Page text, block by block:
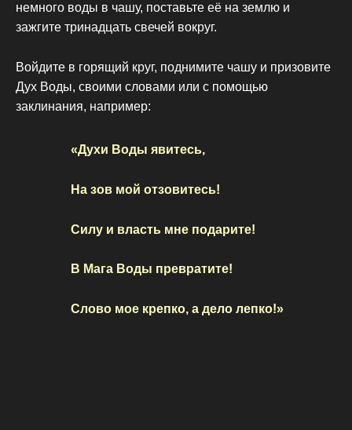
немного воды в чашу, поставьте её на землю и
зажгите тринадцать свечей вокруг.
Войдите в горящий круг, поднимите чашу и призовите
Дух Воды, своими словами или с помощью
заклинания, например:
«Духи Воды явитесь,
На зов мой отзовитесь!
Силу и власть мне подарите!
В Мага Воды превратите!
Слово мое крепко, а дело лепко!»